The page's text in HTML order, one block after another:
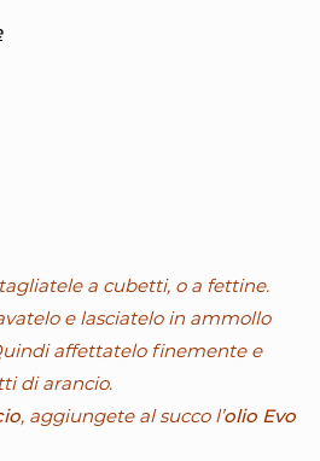
a cubetti, o a fettine.
e lasciatelo in ammollo
affettatelo finemente e
di arancio.
, aggiungete al succo l’olio Evo